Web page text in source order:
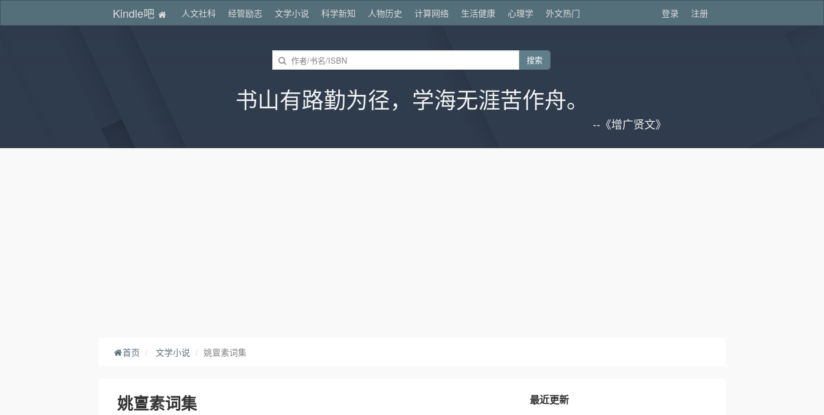
Kindle吧 人文社科 经管励志 文学小说 科学新知 人物历史 计算网络 生活健康 心理学 外文热门 登录 注册
搜索
书山有路勤为径，学海无涯苦作舟。
--《增广贤文》
首页 文学小说 姚亶素词集
姚亶素词集 最近更新